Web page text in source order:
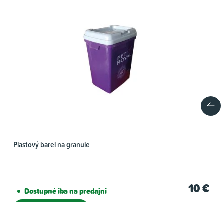
Plastový barel na granule
Dostupné iba na predajni 10 €